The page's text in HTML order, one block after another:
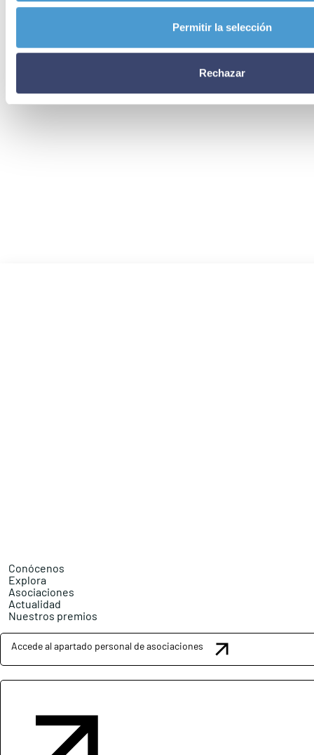
Permitir la selección
Rechazar
Conócenos
Explora
Asociaciones
Actualidad
Nuestros premios
Accede al apartado personal de asociaciones